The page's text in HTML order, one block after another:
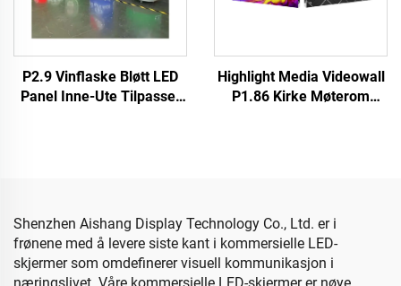
P2.9 Vinflaske Bløtt LED
Panel Inne-Ute Tilpasset
Highlight Media Videowall
P1.86 Kirke Møterom
Shenzhen Aishang Display Technology Co., Ltd. er i
frønene med å levere siste kant i kommersielle LED-
skjermer som omdefinerer visuell kommunikasjon i